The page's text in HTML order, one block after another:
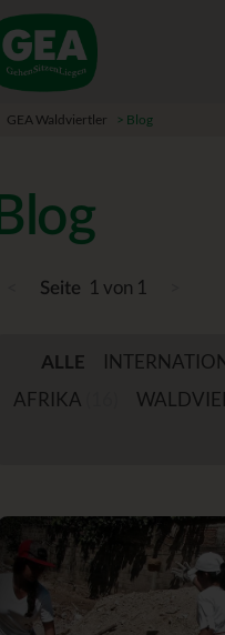
GEA Waldviertler > Blog
Blog
Seite 1 von 1
ALLE
AFRIKA